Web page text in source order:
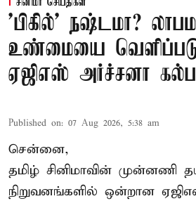
சினிமா செய்திகள்
'பிகில்' நஷ்டமா?
உண்மையை
ஏஜிஎஸ் அர்ச்சனா
Published on: 07 Aug 2026, 5:38 am
சென்னை,
தமிழ் சினிமாவின் முன்னணி
நிறுவனங்களில் ஒன்றான